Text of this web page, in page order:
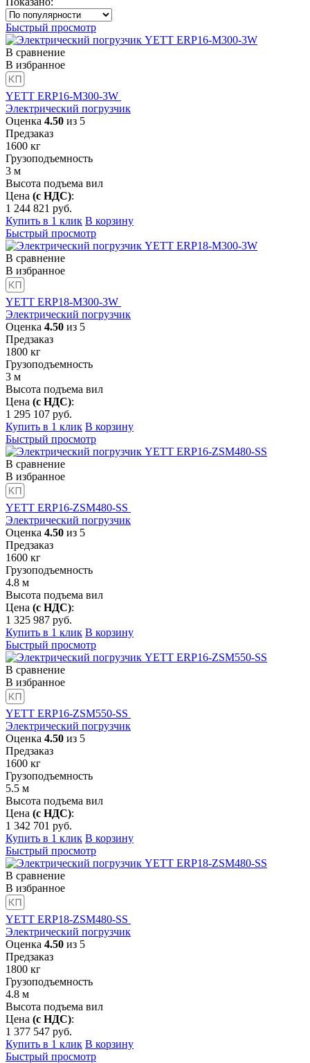
Быстрый просмотр
В сравнение
В избранное
YETT ERP16-M300-3W
Электрический погрузчик
Оценка 4.50 из 5
Предзаказ
1600 кг
Грузоподъемность
3 м
Высота подъема вил
Цена (с НДС):
1 244 821 руб.
Купить в 1 клик В корзину
Быстрый просмотр
В сравнение
В избранное
YETT ERP18-M300-3W
Электрический погрузчик
Оценка 4.50 из 5
Предзаказ
1800 кг
Грузоподъемность
3 м
Высота подъема вил
Цена (с НДС):
1 295 107 руб.
Купить в 1 клик В корзину
Быстрый просмотр
В сравнение
В избранное
YETT ERP16-ZSM480-SS
Электрический погрузчик
Оценка 4.50 из 5
Предзаказ
1600 кг
Грузоподъемность
4.8 м
Высота подъема вил
Цена (с НДС):
1 325 987 руб.
Купить в 1 клик В корзину
Быстрый просмотр
В сравнение
В избранное
YETT ERP16-ZSM550-SS
Электрический погрузчик
Оценка 4.50 из 5
Предзаказ
1600 кг
Грузоподъемность
5.5 м
Высота подъема вил
Цена (с НДС):
1 342 701 руб.
Купить в 1 клик В корзину
Быстрый просмотр
В сравнение
В избранное
YETT ERP18-ZSM480-SS
Электрический погрузчик
Оценка 4.50 из 5
Предзаказ
1800 кг
Грузоподъемность
4.8 м
Высота подъема вил
Цена (с НДС):
1 377 547 руб.
Купить в 1 клик В корзину
Быстрый просмотр